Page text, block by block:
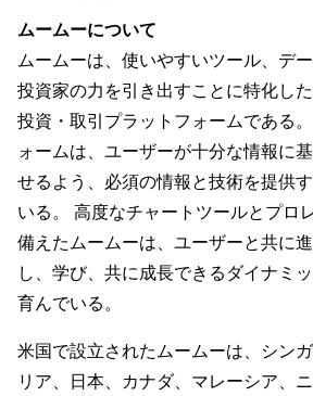
ムームーについて
ムームーは、使いやすいツール、デ
投資家の力を引き出すことに特化し
投資・取引プラットフォームである
ォームは、ユーザーが十分な情報に
せるよう、必須の情報と技術を提供
いる。 高度なチャートツールとプロ
備えたムームーは、ユーザーと共に
し、学び、共に成長できるダイナミ
育んでいる。
米国で設立されたムームーは、シン
リア、日本、カナダ、マレーシア、